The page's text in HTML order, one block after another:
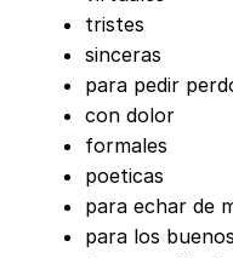
tristes
sinceras
para pedir
con dolor
formales
poeticas
para echar de
para los